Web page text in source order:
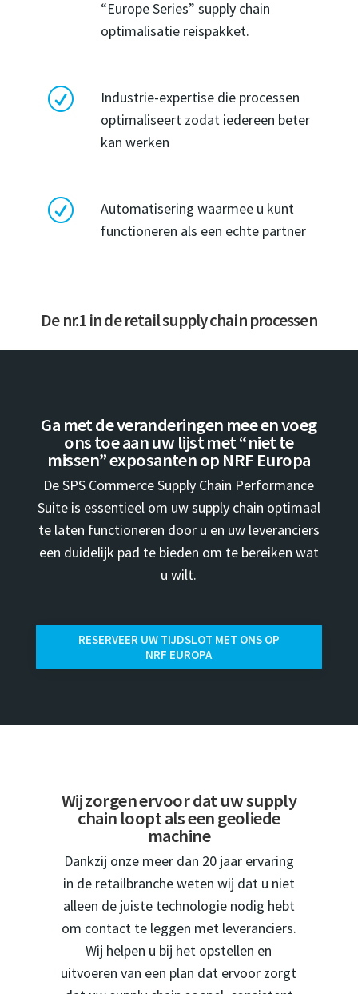
“Europe Series” supply chain
optimalisatie reispakket.
R
Industrie-expertise die processen
optimaliseert zodat iedereen beter
kan werken
R
Automatisering waarmee u kunt
functioneren als een echte partner
De nr.1 in de retail supply chain processen
Ga met de veranderingen mee en voeg
ons toe aan uw lijst met “niet te
missen” exposanten op NRF Europa
De SPS Commerce Supply Chain Performance
Suite is essentieel om uw supply chain optimaal
te laten functioneren door u en uw leveranciers
een duidelijk pad te bieden om te bereiken wat
u wilt.
RESERVEER UW TIJDSLOT MET ONS OP
NRF EUROPA
Wij zorgen ervoor dat uw supply
chain loopt als een geoliede
machine
Dankzij onze meer dan 20 jaar ervaring
in de retailbranche weten wij dat u niet
alleen de juiste technologie nodig hebt
om contact te leggen met leveranciers.
Wij helpen u bij het opstellen en
uitvoeren van een plan dat ervoor zorgt